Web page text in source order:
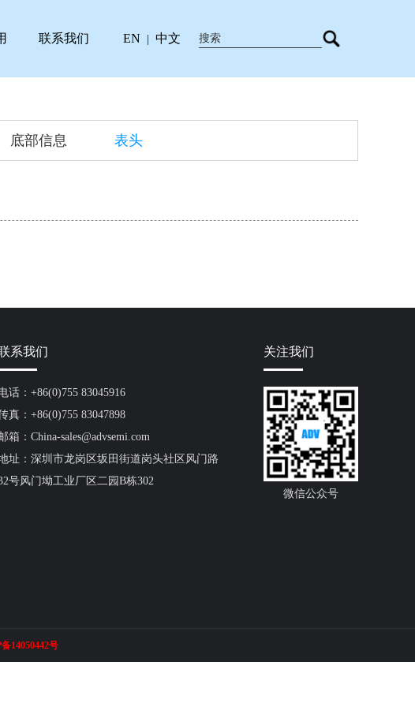
EN 中文
联系我们
底部信息 表头
系我们
话：+86(0)755 83045916
真：+86(0)755 83047898
箱：China-sales@advsemi.com
址：深圳市龙岗区坂田街道岗头社区风门路
号风门坳工业厂区二园B栋302
关注我们
微信公众号
14050442号